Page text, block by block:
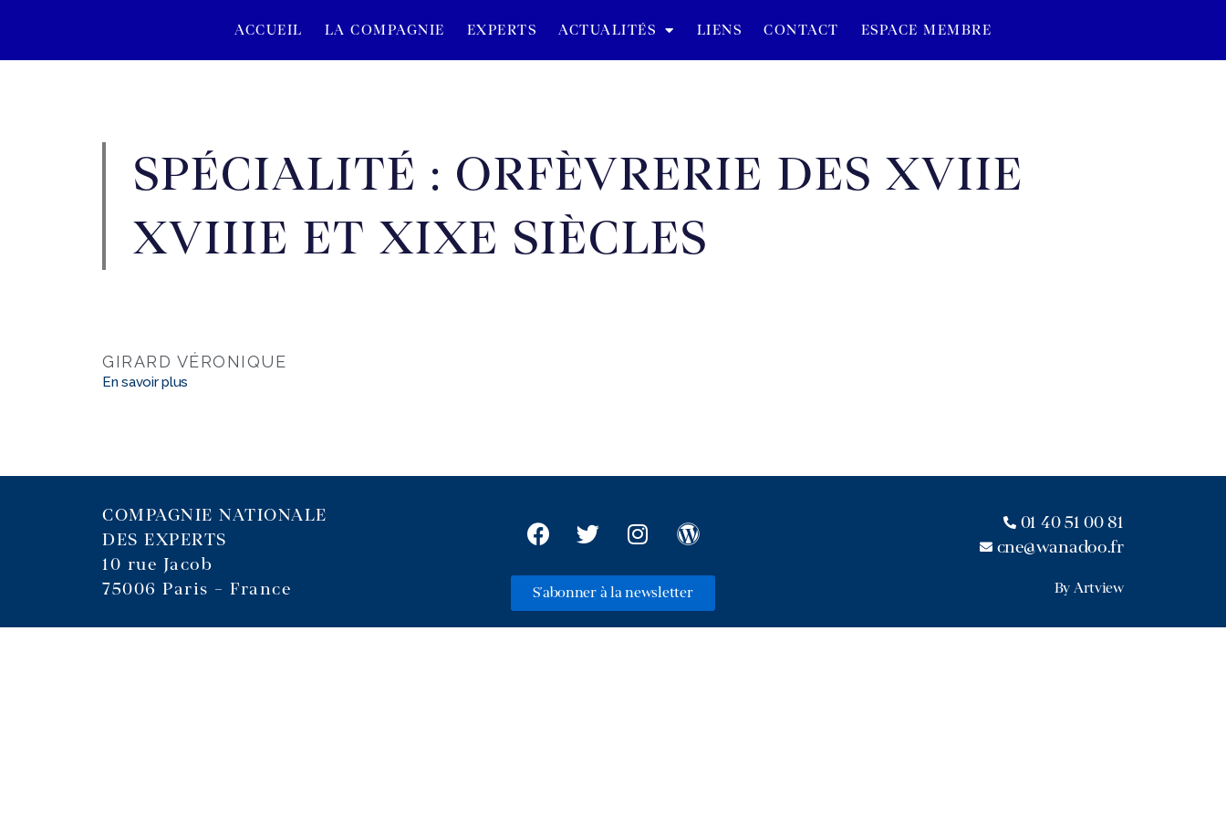
ACCUEIL LA COMPAGNIE EXPERTS ACTUALITÉS LIENS CONTACT ESPACE MEMBRE
SPÉCIALITÉ : ORFÈVRERIE DES XVIIE
XVIIIE ET XIXE SIÈCLES
GIRARD VÉRONIQUE
En savoir plus
COMPAGNIE NATIONALE
DES EXPERTS
10 rue Jacob
75006 Paris – France
S'abonner à la newsletter
01 40 51 00 81
cne@wanadoo.fr
By Artview